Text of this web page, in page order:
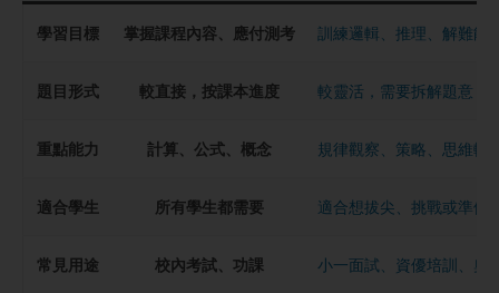
學習目標 掌握課程內容、應付測考 訓練邏輯、推理、解難能
題目形式 較直接，按課本進度 較靈活，需要拆解題意
重點能力 計算、公式、概念 規律觀察、策略、思維轉
適合學生 所有學生都需要 適合想拔尖、挑戰或準備
常見用途 校內考試、功課 小一面試、資優培訓、奧